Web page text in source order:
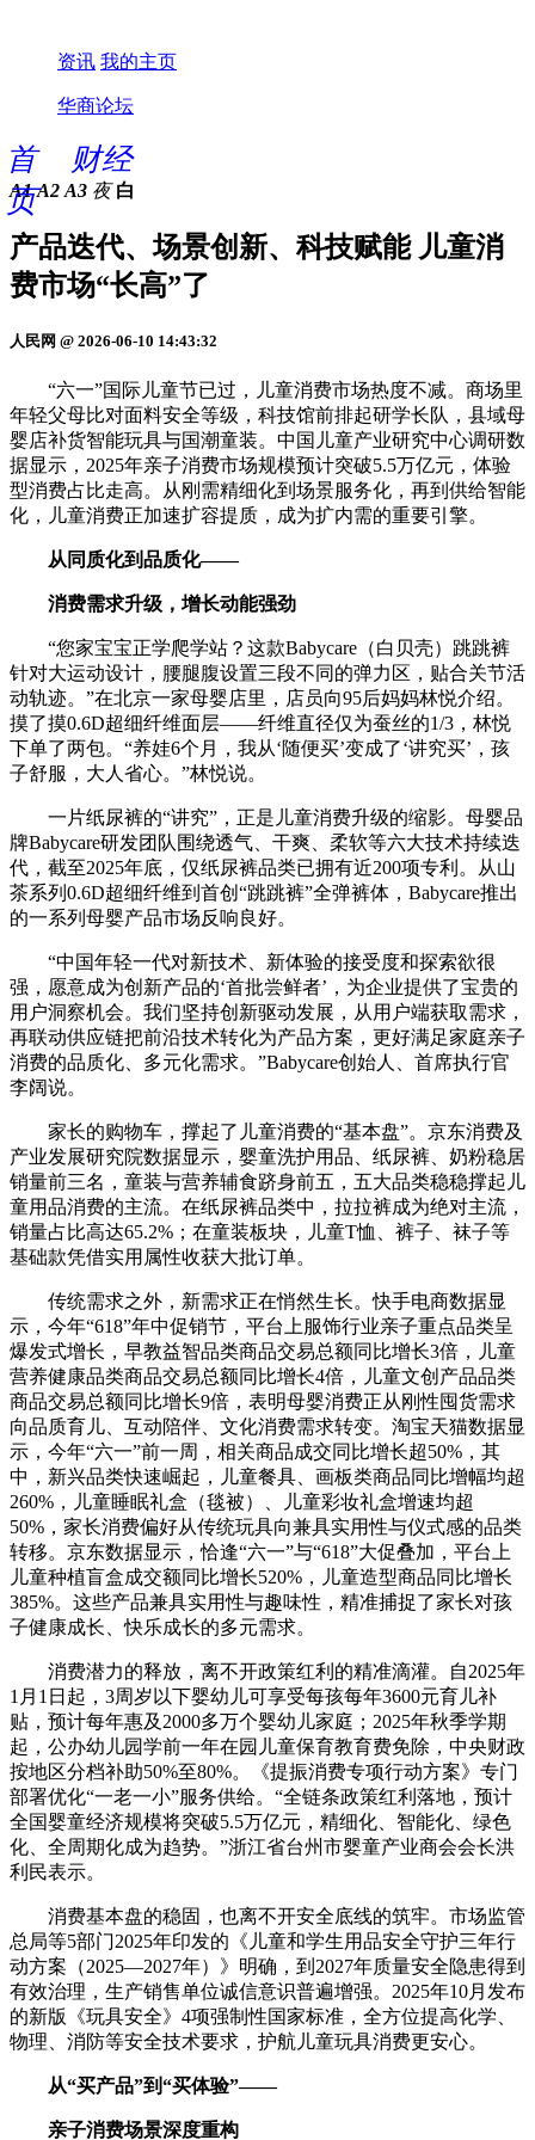
资讯 我的主页
华商论坛
首
页
财经
A1 A2 A3 夜 白
产品迭代、场景创新、科技赋能 儿童消
费市场“长高”了
人民网 @ 2026-06-10 14:43:32
“六一”国际儿童节已过，儿童消费市场热度不减。商场里
年轻父母比对面料安全等级，科技馆前排起研学长队，县域母
婴店补货智能玩具与国潮童装。中国儿童产业研究中心调研数
据显示，2025年亲子消费市场规模预计突破5.5万亿元，体验
型消费占比走高。从刚需精细化到场景服务化，再到供给智能
化，儿童消费正加速扩容提质，成为扩内需的重要引擎。
从同质化到品质化——
消费需求升级，增长动能强劲
“您家宝宝正学爬学站？这款Babycare（白贝壳）跳跳裤
针对大运动设计，腰腿腹设置三段不同的弹力区，贴合关节活
动轨迹。”在北京一家母婴店里，店员向95后妈妈林悦介绍。
摸了摸0.6D超细纤维面层——纤维直径仅为蚕丝的1/3，林悦
下单了两包。“养娃6个月，我从‘随便买’变成了‘讲究买’，孩
子舒服，大人省心。”林悦说。
一片纸尿裤的“讲究”，正是儿童消费升级的缩影。母婴品
牌Babycare研发团队围绕透气、干爽、柔软等六大技术持续迭
代，截至2025年底，仅纸尿裤品类已拥有近200项专利。从山
茶系列0.6D超细纤维到首创“跳跳裤”全弹裤体，Babycare推出
的一系列母婴产品市场反响良好。
“中国年轻一代对新技术、新体验的接受度和探索欲很
强，愿意成为创新产品的‘首批尝鲜者’，为企业提供了宝贵的
用户洞察机会。我们坚持创新驱动发展，从用户端获取需求，
再联动供应链把前沿技术转化为产品方案，更好满足家庭亲子
消费的品质化、多元化需求。”Babycare创始人、首席执行官
李阔说。
家长的购物车，撑起了儿童消费的“基本盘”。京东消费及
产业发展研究院数据显示，婴童洗护用品、纸尿裤、奶粉稳居
销量前三名，童装与营养辅食跻身前五，五大品类稳稳撑起儿
童用品消费的主流。在纸尿裤品类中，拉拉裤成为绝对主流，
销量占比高达65.2%；在童装板块，儿童T恤、裤子、袜子等
基础款凭借实用属性收获大批订单。
传统需求之外，新需求正在悄然生长。快手电商数据显
示，今年“618”年中促销节，平台上服饰行业亲子重点品类呈
爆发式增长，早教益智品类商品交易总额同比增长3倍，儿童
营养健康品类商品交易总额同比增长4倍，儿童文创产品品类
商品交易总额同比增长9倍，表明母婴消费正从刚性囤货需求
向品质育儿、互动陪伴、文化消费需求转变。淘宝天猫数据显
示，今年“六一”前一周，相关商品成交同比增长超50%，其
中，新兴品类快速崛起，儿童餐具、画板类商品同比增幅均超
260%，儿童睡眠礼盒（毯被）、儿童彩妆礼盒增速均超
50%，家长消费偏好从传统玩具向兼具实用性与仪式感的品类
转移。京东数据显示，恰逢“六一”与“618”大促叠加，平台上
儿童种植盲盒成交额同比增长520%，儿童造型商品同比增长
385%。这些产品兼具实用性与趣味性，精准捕捉了家长对孩
子健康成长、快乐成长的多元需求。
消费潜力的释放，离不开政策红利的精准滴灌。自2025年
1月1日起，3周岁以下婴幼儿可享受每孩每年3600元育儿补
贴，预计每年惠及2000多万个婴幼儿家庭；2025年秋季学期
起，公办幼儿园学前一年在园儿童保育教育费免除，中央财政
按地区分档补助50%至80%。《提振消费专项行动方案》专门
部署优化“一老一小”服务供给。“全链条政策红利落地，预计
全国婴童经济规模将突破5.5万亿元，精细化、智能化、绿色
化、全周期化成为趋势。”浙江省台州市婴童产业商会会长洪
利民表示。
消费基本盘的稳固，也离不开安全底线的筑牢。市场监管
总局等5部门2025年印发的《儿童和学生用品安全守护三年行
动方案（2025—2027年）》明确，到2027年质量安全隐患得到
有效治理，生产销售单位诚信意识普遍增强。2025年10月发布
的新版《玩具安全》4项强制性国家标准，全方位提高化学、
物理、消防等安全技术要求，护航儿童玩具消费更安心。
从“买产品”到“买体验”——
亲子消费场景深度重构